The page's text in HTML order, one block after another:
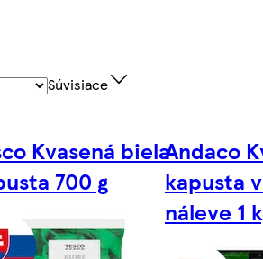
Súvisiace
Kvasená biela
700 g
Andaco
kapusta
náleve 1